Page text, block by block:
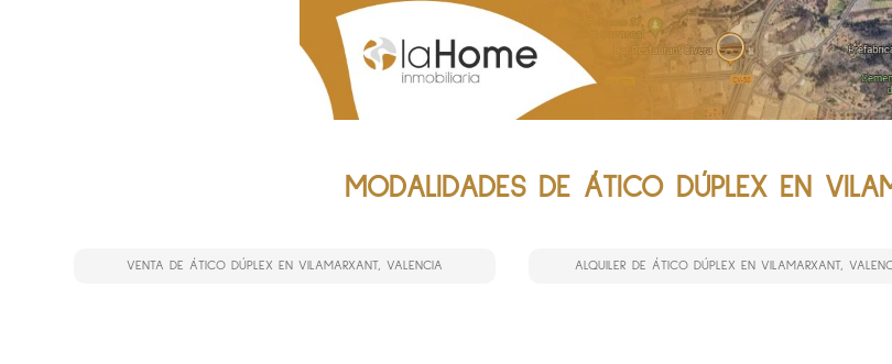
MODALIDADES DE ÁTICO DÚPLEX EN
VENTA DE ÁTICO DÚPLEX EN VILAMARXANT, VALENCIA ALQUILER DE ÁTICO DÚPLEX EN VILAMARXANT,